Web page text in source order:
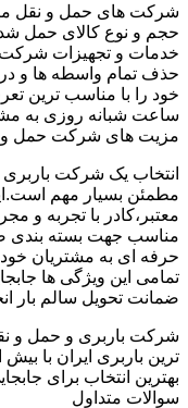
شرکت های حمل و نقل
حجم و نوع کالای حمل
خدمات و تجهیزات شرکت
حذف تمام واسطه ها و در
ساعت شبانه روزی به
مزیت های شرکت حمل و
انتخاب یک شرکت
مطمئن بسیار مهم
معتبر،کادر با تجربه و
مناسب جهت بسته بندی
حرفه ای به مشتریان خود
تمامی این ویژگی ها
ضمانت تحویل سالم بار
شرکت باربری و حمل و
بهترین انتخاب برای
سوالات متداول